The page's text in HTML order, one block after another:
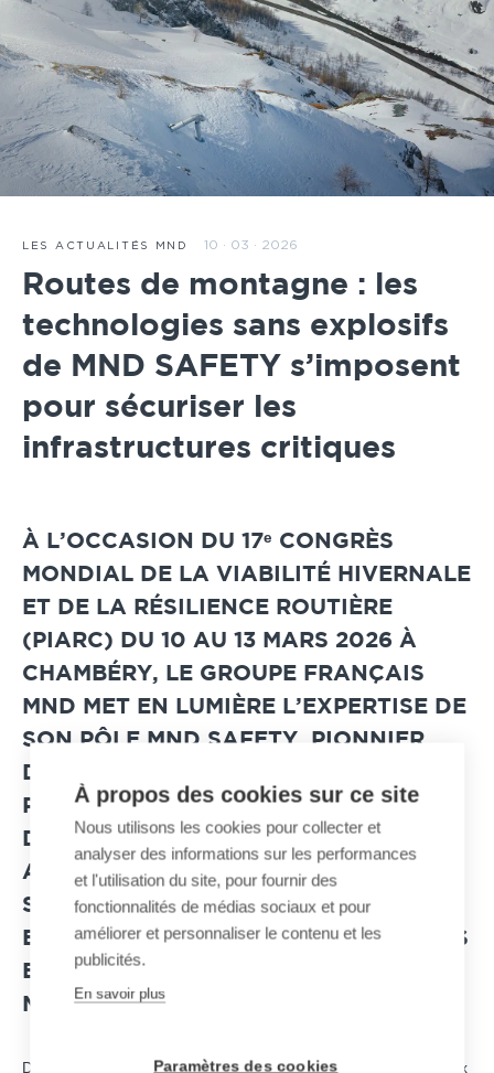
LES ACTUALITÉS MND 10 · 03 · 2026
Routes de montagne : les
technologies sans explosifs
de MND SAFETY s’imposent
pour sécuriser les
infrastructures critiques
À L’OCCASION DU 17ᵉ CONGRÈS
MONDIAL DE LA VIABILITÉ HIVERNALE
ET DE LA RÉSILIENCE ROUTIÈRE
(PIARC) DU 10 AU 13 MARS 2026 À
CHAMBÉRY, LE GROUPE FRANÇAIS
MND MET EN LUMIÈRE L’EXPERTISE DE
SON PÔLE MND SAFETY , PIONNIER
DES SYSTÈMES DE DÉCLENCHEMENT
PRÉVENTIF D’AVALANCHES À
DISTANCE SANS EXPLOSIFS,
AUJOURD’HUI DÉPLOYÉS POUR
SÉCURISER ROUTES, VOIES FERRÉES
ET INFRASTRUCTURES STRATÉGIQUES
EN SECTEUR MONTAGNEUX DANS LE
MONDE ENTIER.
Dans un contexte marqué par un hiver particulièrement neigeux
À propos des cookies sur ce site
Nous utilisons les cookies pour collecter et
analyser des informations sur les performances
et l'utilisation du site, pour fournir des
fonctionnalités de médias sociaux et pour
améliorer et personnaliser le contenu et les
publicités.
En savoir plus
Paramètres des cookies